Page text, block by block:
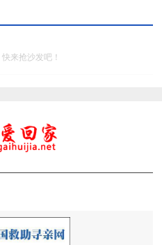
来抢沙发吧！